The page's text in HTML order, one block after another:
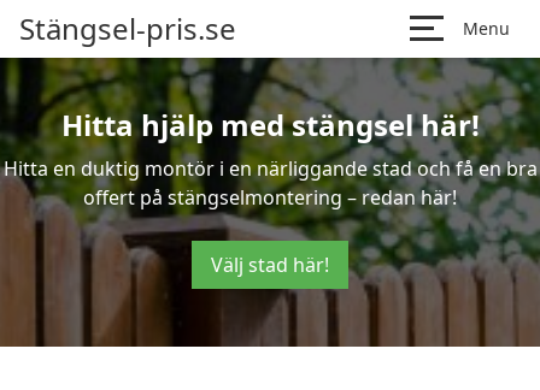
Stängsel-pris.se Menu
Hitta hjälp med stängsel här!
Hitta en duktig montör i en närliggande stad och få en bra
offert på stängselmontering – redan här!
Välj stad här!